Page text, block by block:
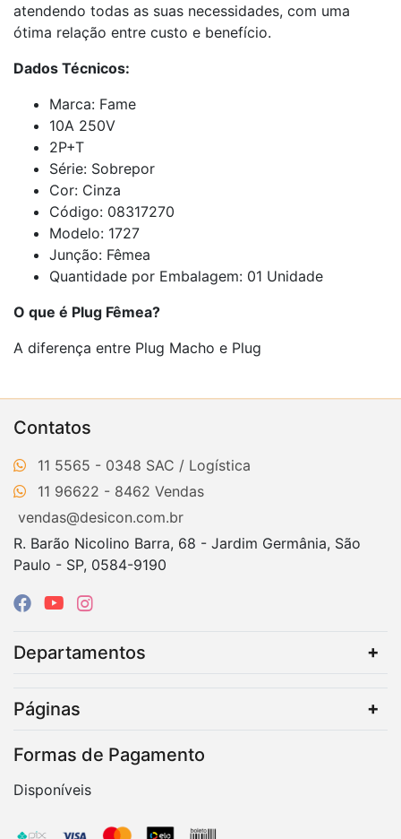
atendendo todas as suas necessidades, com uma
ótima relação entre custo e benefício.
Dados Técnicos:
Marca: Fame
10A 250V
2P+T
Série: Sobrepor
Cor: Cinza
Código: 08317270
Modelo: 1727
Junção: Fêmea
Quantidade por Embalagem: 01 Unidade
O que é Plug Fêmea?
A diferença entre Plug Macho e Plug
Contatos
11 5565 - 0348
11 96622 - 8462
vendas@desicon.com.br
R. Barão Nicolino Barra, 68 - Jardim Germânia, São
Paulo - SP, 0584-9190
Departamentos
Páginas
Formas de Pagamento
Disponíveis